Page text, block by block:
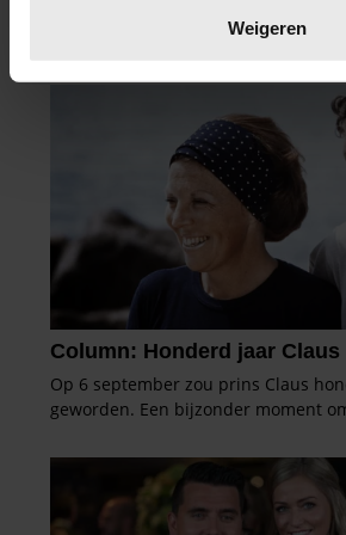
verwerkt en stel uw voorkeuren in het
intrekken in de Cookieverklaring.
We gebruiken cookies om content en
personaliseren, om functies voor
en om ons websiteverkeer te
informatie over uw gebruik van onze
partners voor social media,
partners kunnen deze gegevens
informatie die u aan ze heeft verstrekt
verzameld op basis van uw gebruik
gaat akkoord met onze cookies als u
gebruiken.
Weigeren